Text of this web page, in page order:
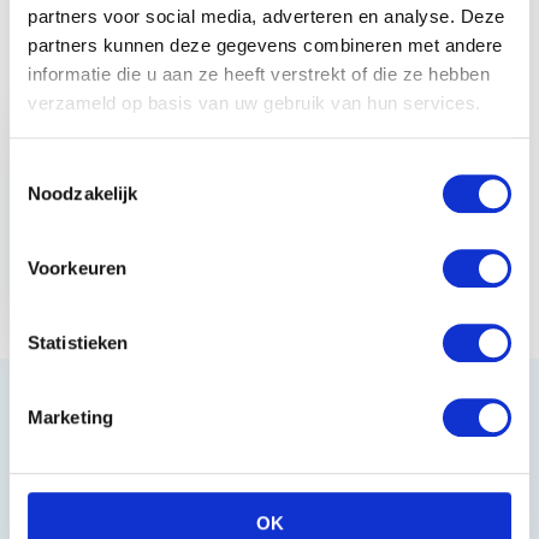
partners voor social media, adverteren en analyse. Deze
partners kunnen deze gegevens combineren met andere
informatie die u aan ze heeft verstrekt of die ze hebben
verzameld op basis van uw gebruik van hun services.
Noodzakelijk
Voorkeuren
Statistieken
Marketing
OK
Recent bekeken
ComPtessTEQ -
Heeft u vragen?